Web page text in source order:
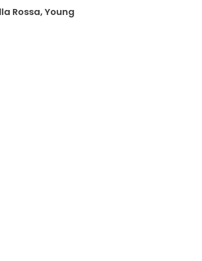
Rossa, Young